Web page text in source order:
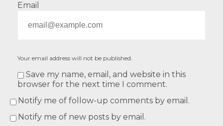
Email
Your email address will not be published.
Save my name, email, and website in this
browser for the next time I comment.
Notify me of follow-up comments by email.
Notify me of new posts by email.